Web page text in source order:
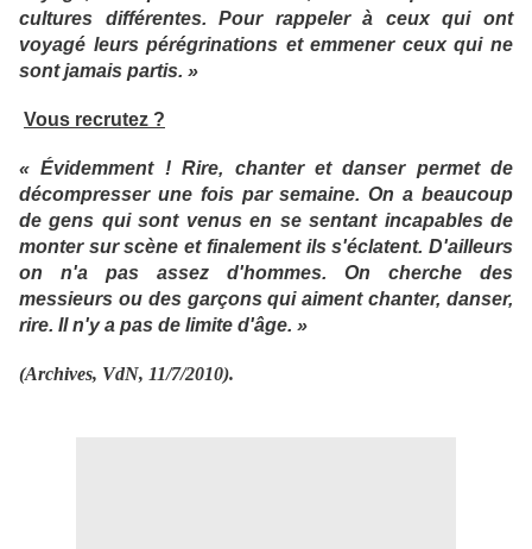
cultures différentes. Pour rappeler à ceux qui ont
voyagé leurs pérégrinations et emmener ceux qui ne
sont jamais partis. »
Vous recrutez ?
« Évidemment ! Rire, chanter et danser permet de
décompresser une fois par semaine. On a beaucoup
de gens qui sont venus en se sentant incapables de
monter sur scène et finalement ils s'éclatent. D'ailleurs
on n'a pas assez d'hommes. On cherche des
messieurs ou des garçons qui aiment chanter, danser,
rire. Il n'y a pas de limite d'âge. »
(Archives, VdN, 11/7/2010).